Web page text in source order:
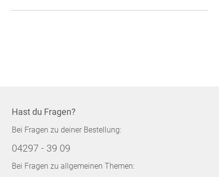
Hast du Fragen?
Bei Fragen zu deiner Bestellung:
04297 - 39 09
Bei Fragen zu allgemeinen Themen: